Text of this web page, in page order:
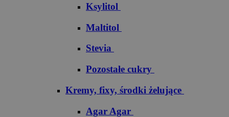
Ksylitol
Maltitol
Stevia
Pozostałe cukry
Kremy, fixy, środki żelujące
Agar Agar